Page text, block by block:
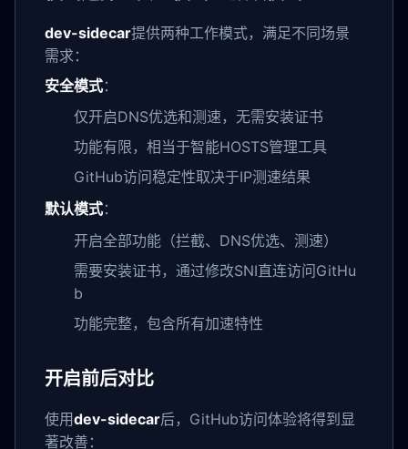
dev-sidecar提供两种工作模式，满足不同场景
需求：
安全模式：
仅开启DNS优选和测速，无需安装证书
功能有限，相当于智能HOSTS管理工具
GitHub访问稳定性取决于IP测速结果
默认模式：
开启全部功能（拦截、DNS优选、测速）
需要安装证书，通过修改SNI直连访问GitHu
b
功能完整，包含所有加速特性
开启前后对比
使用dev-sidecar后，GitHub访问体验将得到显
著改善：